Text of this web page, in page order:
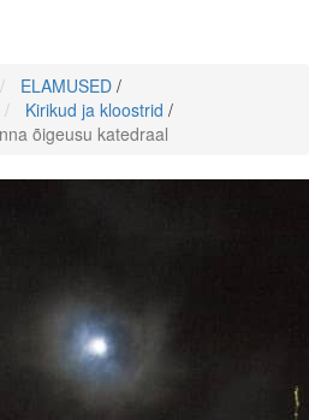
ELAMUSED /
Kirikud ja kloostrid /
õigeusu katedraal